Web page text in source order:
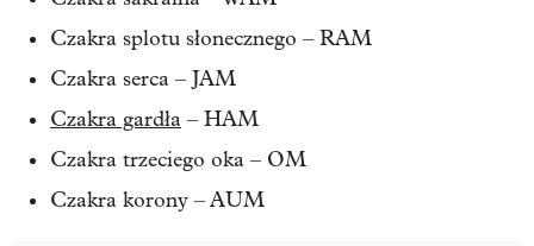
Czakra splotu słonecznego – RAM
Czakra serca – JAM
Czakra gardła – HAM
Czakra trzeciego oka – OM
Czakra korony – AUM